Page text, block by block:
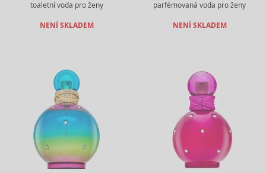
toaletní voda pro ženy
NENÍ SKLADEM
parfémovaná voda pro ženy
NENÍ SKLADEM